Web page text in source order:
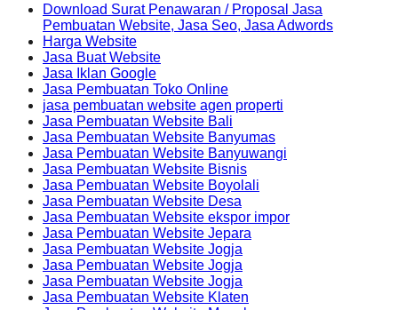
Download Surat Penawaran / Proposal Jasa
Pembuatan Website, Jasa Seo, Jasa Adwords
Harga Website
Jasa Buat Website
Jasa Iklan Google
Jasa Pembuatan Toko Online
jasa pembuatan website agen properti
Jasa Pembuatan Website Bali
Jasa Pembuatan Website Banyumas
Jasa Pembuatan Website Banyuwangi
Jasa Pembuatan Website Bisnis
Jasa Pembuatan Website Boyolali
Jasa Pembuatan Website Desa
Jasa Pembuatan Website ekspor impor
Jasa Pembuatan Website Jepara
Jasa Pembuatan Website Jogja
Jasa Pembuatan Website Jogja
Jasa Pembuatan Website Jogja
Jasa Pembuatan Website Klaten